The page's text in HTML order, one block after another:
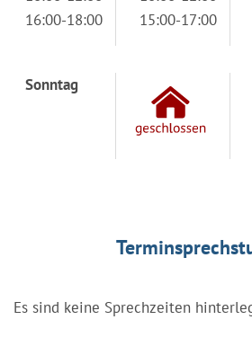
16:00-18:00
15:00-17:00
Sonntag
Es sind keine Sprechzeiten